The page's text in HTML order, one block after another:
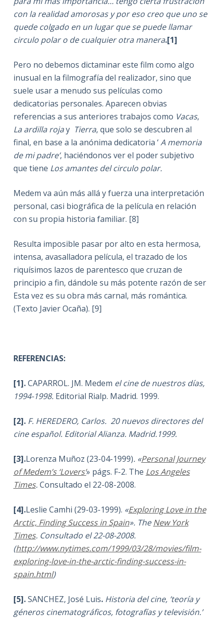
con la realidad amorosas y por eso creo que uno se
quede colgado en un lugar que se puede llamar
circulo polar o de cualquier otra manera.[1]
Pero no debemos dictaminar este film como algo
inusual en la filmografía del realizador, sino que
suele usar a menudo sus películas como
dedicatorias personales. Aparecen obvias
referencias a sus anteriores trabajos como Vacas,
La ardilla rojay Tierra, que solo se descubren al
final, en base a la anónima dedicatoria ‘A memoria
de mi padre’, haciéndonos ver el poder subjetivo
que tiene Los amantes del circulo polar.
Medem va aún más allá y fuerza una interpretación
personal, casi biográfica de la película en relación
con su propia historia familiar. [8]
Resulta imposible pasar por alto en esta hermosa,
intensa, avasalladora película, el trazado de los
riquísimos lazos de parentesco que cruzan de
principio a fin, dándole su más potente razón de ser
Esta vez es su obra más carnal, más romántica.
(Texto Javier Ocaña). [9]
REFERENCIAS:
[1].CAPARROL. JM. Medem el cine de nuestros días,
1994-1998.Editorial Rialp. Madrid. 1999.
[2]. F. HEREDERO, Carlos. 20 nuevos directores del
cine español. Editorial Alianza. Madrid.1999.
[3].Lorenza Muñoz (23-04-1999). «Personal Journey
of Medem’s ‘Lovers’» págs. F-2. The Los Angeles
Times.Consultado el 22-08-2008.
[4].Leslie Camhi (29-03-1999). «Exploring Love in the
Arctic, Finding Success in Spain». TheNew York
Times. Consultado el 22-08-2008.
(http://www.nytimes.com/1999/03/28/movies/film-
exploring-love-in-the-arctic-finding-success-in-
spain.html)
[5].SANCHEZ, José Luis. Historia del cine, ’teoría y
géneros cinematográficos, fotografías y televisión.’